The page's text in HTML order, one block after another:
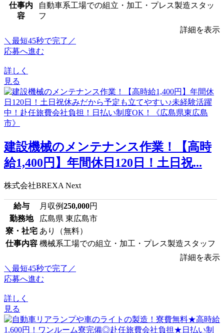
仕事内
容
自動車系工場での組立・加工・プレス製造スタッ
フ
詳細を表示
＼最短45秒で完了／
応募へ進む
詳しく
見る
建設機械のメンテナンス作業！【高時
給1,400円】年間休日120日！土日祝...
株式会社BREXA Next
給与 月収例250,000円
勤務地
広島県 東広島市
寮・社宅 あり（無料）
仕事内容 機械系工場での組立・加工・プレス製造スタッフ
詳細を表示
＼最短45秒で完了／
応募へ進む
詳しく
見る